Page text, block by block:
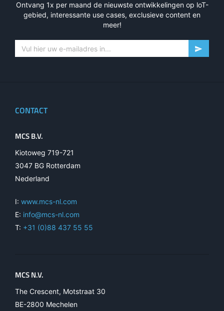
Ontvang 1x per maand de nieuwste ontwikkelingen op loT-
gebied, interessante use cases, exclusieve content en
meer!
CONTACT
MCS B.V.
Kiotoweg 719-721
3047 BG Rotterdam
Nederland
I: www.mcs-nl.com
E: info@mcs-nl.com
T: +31 (0)88 437 55 55
MCS N.V.
The Crescent, Motstraat 30
BE-2800 Mechelen